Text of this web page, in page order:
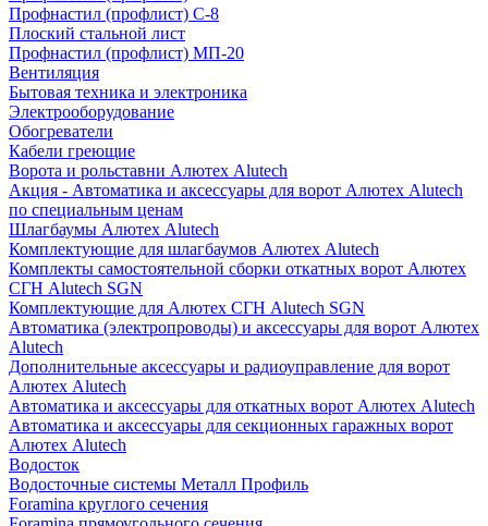
Профнастил (профлист) С-8
Плоский стальной лист
Профнастил (профлист) МП-20
Вентиляция
Бытовая техника и электроника
Электрооборудование
Обогреватели
Кабели греющие
Ворота и рольставни Алютех Alutech
Акция - Автоматика и аксессуары для ворот Алютех Alutech
по специальным ценам
Шлагбаумы Алютех Alutech
Комплектующие для шлагбаумов Алютех Alutech
Комплекты самостоятельной сборки откатных ворот Алютех
СГН Alutech SGN
Комплектующие для Алютех СГН Alutech SGN
Автоматика (электропроводы) и аксессуары для ворот Алютех
Alutech
Дополнительные аксессуары и радиоуправление для ворот
Алютех Alutech
Автоматика и аксессуары для откатных ворот Алютех Alutech
Автоматика и аксессуары для секционных гаражных ворот
Алютех Alutech
Водосток
Водосточные системы Металл Профиль
Foramina круглого сечения